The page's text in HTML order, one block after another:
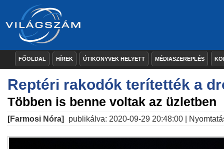
FŐOLDAL HÍREK ÚTIKÖNYVEK HELYETT MÉDIASZEREPLÉS
Reptéri rakodók terítették a
Többen is benne voltak az üzletben
[Farmosi Nóra] publikálva: 2020-09-29 20:48:00 |